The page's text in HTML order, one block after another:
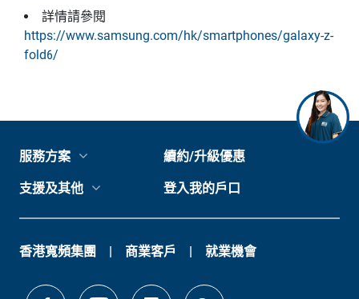
詳情請參閱
https://www.samsung.com/hk/smartphones/galaxy-z-
fold6/
服務方案 續約/升級優惠
支援及其他 登入我的戶口
香港寬頻集團 商業客戶 就業機會